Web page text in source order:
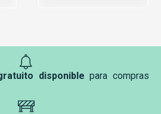
disponible para compras